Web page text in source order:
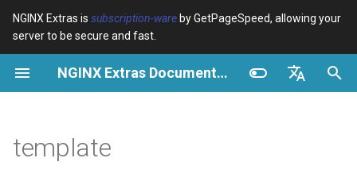
NGINX Extras is subscription-ware by GetPageSpeed, allowing your
server to be secure and fast.
NGINX Extras Documentation
I
n
device-type
Bonjour le Monde avec lua-
Performance
RHEL/CentOS
template